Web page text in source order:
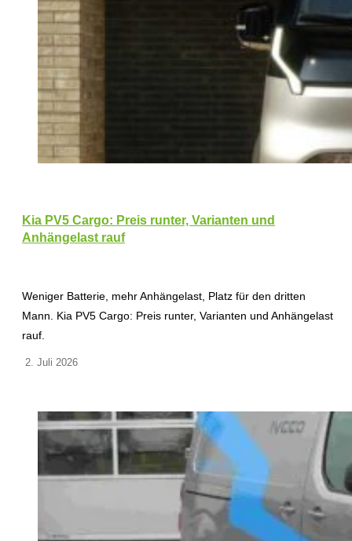
Kia PV5 Cargo: Preis runter, Varianten und
Anhängelast rauf
Weniger Batterie, mehr Anhängelast, Platz für den dritten
Mann. Kia PV5 Cargo: Preis runter, Varianten und Anhängelast
rauf.
2. Juli 2026